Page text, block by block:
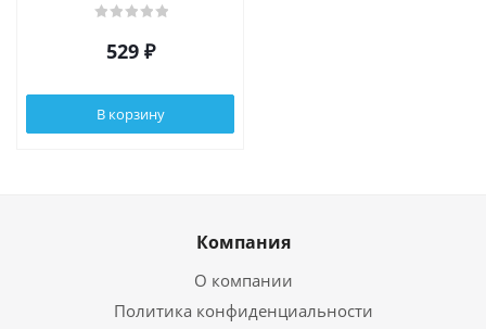
дизайна
529₽
В корзину
Компания
О компании
Политика конфиденциальности